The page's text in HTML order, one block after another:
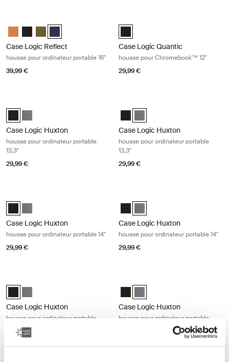
Case Logic Reflect 16" Laptop Sleeve Luscious Orange
Case Logic Reflect 16" Laptop Sleeve Noir
Case Logic Reflect 16" Laptop Sleeve Capulet Olive/Green
Case Logic Reflect 16" Laptop Sleeve Dark Blue
Case Logic Reflect
housse pour ordinateur portable 16"
39,99 €
Case Logic Quantic 12"
Case Logic Quantic
housse pour Chromebook™ 12"
29,99 €
Case Logic Huxton 13.3" Laptop Sleeve Noir (selected)
Case Logic Huxton 13.3" Laptop Sleeve Grahite
Case Logic Huxton
housse pour ordinateur portable
13,3"
29,99 €
Case Logic Huxton 13.3" Laptop
Case Logic Huxton 13.3"
Case Logic Huxton
housse pour ordinateur portable
13,3"
29,99 €
Case Logic Huxton 14" Laptop Sleeve Noir (selected)
Case Logic Huxton 14" Laptop Sleeve Grahite
Case Logic Huxton
housse pour ordinateur portable 14"
29,99 €
Case Logic Huxton 14" Laptop
Case Logic Huxton 14"
Case Logic Huxton
housse pour ordinateur portable 14"
29,99 €
Case Logic Huxton 15.6" Laptop Sleeve Noir (selected)
Case Logic Huxton 15.6" Laptop Sleeve Grahite
Case Logic Huxton
housse pour ordinateur portable
15,6"
Case Logic Huxton 15.6" Laptop
Case Logic Huxton 15.6"
Case Logic Huxton
housse pour ordinateur portable